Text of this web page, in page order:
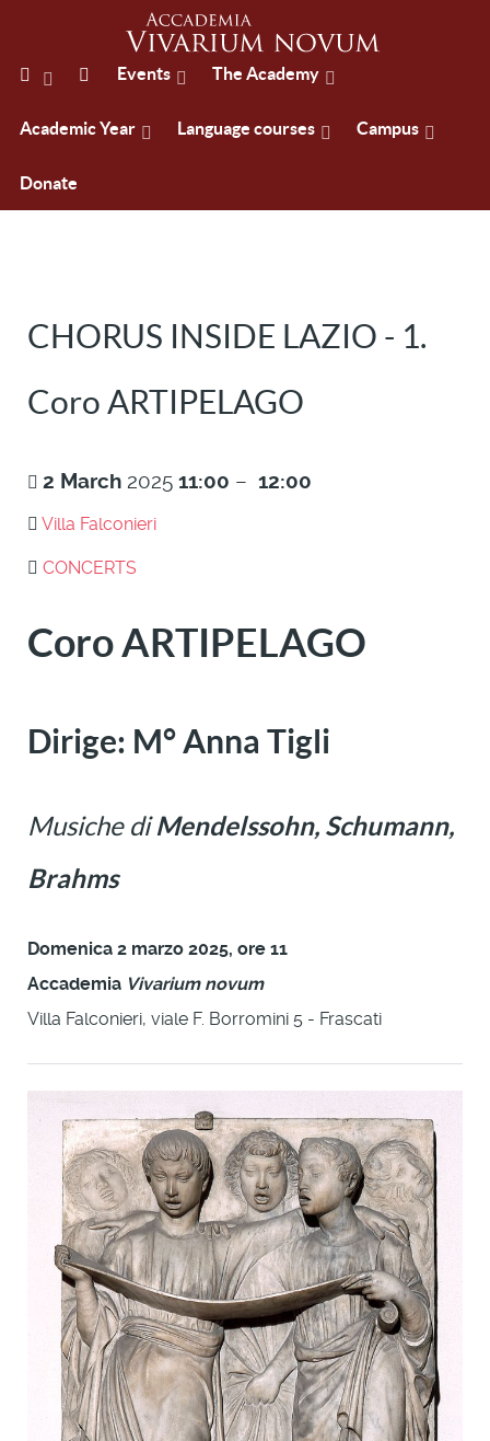
Events The Academy
Academic Year Language courses Campus
Donate
CHORUS INSIDE LAZIO - 1.
Coro ARTIPELAGO
2 March 2025 11:00 – 12:00
Villa Falconieri
CONCERTS
Coro ARTIPELAGO
Dirige: M° Anna Tigli
Musiche di Mendelssohn, Schumann,
Brahms
Domenica 2 marzo 2025, ore 11
Accademia Vivarium novum
Villa Falconieri, viale F. Borromini 5 - Frascati